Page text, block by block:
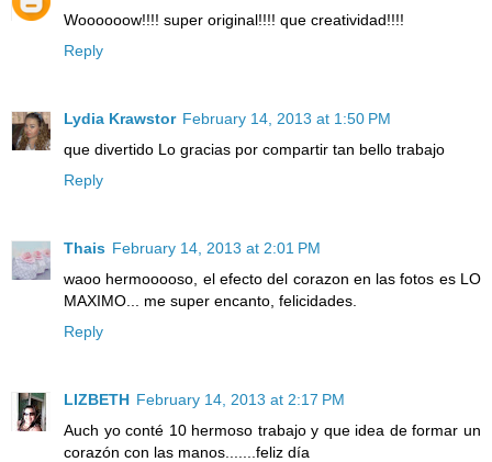
Woooooow!!!! super original!!!! que creatividad!!!!
Reply
Lydia Krawstor February 14, 2013 at 1:50 PM
que divertido Lo gracias por compartir tan bello trabajo
Reply
Thais February 14, 2013 at 2:01 PM
waoo hermooooso, el efecto del corazon en las fotos es LO
MAXIMO... me super encanto, felicidades.
Reply
LIZBETH February 14, 2013 at 2:17 PM
Auch yo conté 10 hermoso trabajo y que idea de formar un
corazón con las manos.......feliz día